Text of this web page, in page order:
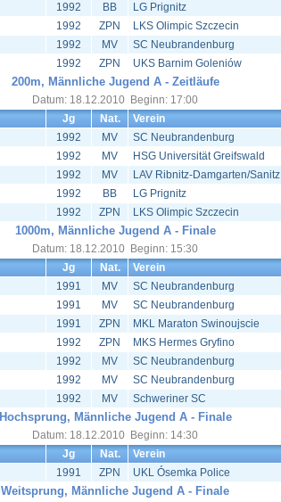
1992 BB
LG Prignitz
1992 ZPN
LKS Olimpic Szczecin
1992 MV
SC Neubrandenburg
1992 ZPN UKS Barnim Goleniów
200m, Männliche Jugend A - Zeitläufe
Datum: 18.12.2010 Beginn: 17:00
Jg Nat. Verein
1992 MV SC Neubrandenburg
1992 MV
HSG Universität Greifswald
1992 MV
LAV Ribnitz-Damgarten/Sanitz
1992 BB
LG Prignitz
1992 ZPN LKS Olimpic Szczecin
1000m, Männliche Jugend A - Finale
Datum: 18.12.2010 Beginn: 15:30
Jg Nat. Verein
1991 MV SC Neubrandenburg
1991 MV SC Neubrandenburg
1991 ZPN MKL Maraton Swinoujscie
1992 ZPN MKS Hermes Gryfino
1992 MV
SC Neubrandenburg
1992 MV
SC Neubrandenburg
1992 MV Schweriner SC
Hochsprung, Männliche Jugend A - Finale
Datum: 18.12.2010 Beginn: 14:30
Jg Nat. Verein
1991 ZPN UKL Ósemka Police
Weitsprung, Männliche Jugend A - Finale